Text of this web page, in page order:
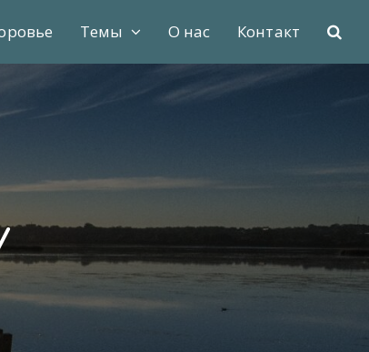
Темы О нас Контакт